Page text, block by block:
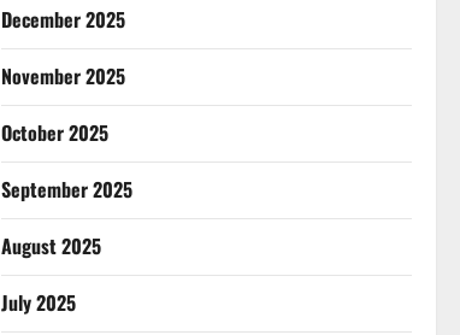
December 2025
November 2025
October 2025
September 2025
August 2025
July 2025